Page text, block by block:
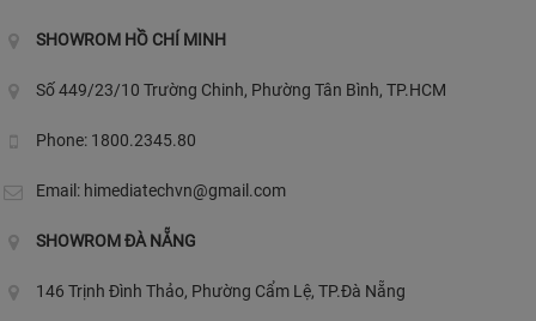
SHOWROM HỒ CHÍ MINH
Số 449/23/10 Trường Chinh, Phường Tân Bình, TP.HCM
Phone: 1800.2345.80
Email: himediatechvn@gmail.com
SHOWROM ĐÀ NẴNG
146 Trịnh Đình Thảo, Phường Cẩm Lệ, TP.Đà Nẵng